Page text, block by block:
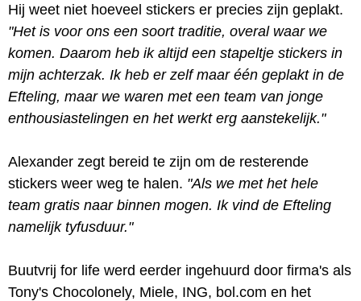
Hij weet niet hoeveel stickers er precies zijn geplakt.
"Het is voor ons een soort traditie, overal waar we
komen. Daarom heb ik altijd een stapeltje stickers in
mijn achterzak. Ik heb er zelf maar één geplakt in de
Efteling, maar we waren met een team van jonge
enthousiastelingen en het werkt erg aanstekelijk."
Alexander zegt bereid te zijn om de resterende
stickers weer weg te halen. "Als we met het hele
team gratis naar binnen mogen. Ik vind de Efteling
namelijk tyfusduur."
Buutvrij for life werd eerder ingehuurd door firma's als
Tony's Chocolonely, Miele, ING, bol.com en het